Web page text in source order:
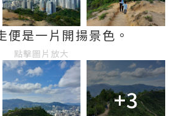
便是一片開揚景色。
點擊圖片放大
+3